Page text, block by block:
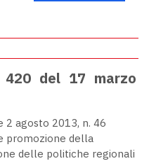
del 17 marzo
agosto 2013, n. 46
promozione della
delle politiche regionali